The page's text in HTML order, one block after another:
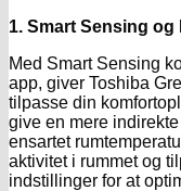
1. Smart Sensing
Med Smart Sensing
app, giver Toshiba
tilpasse din
give en mere
ensartet
aktivitet i rummet og
indstillinger for at